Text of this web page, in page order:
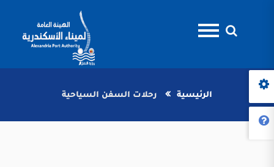
الرئيسية رحلات السفن السياحية